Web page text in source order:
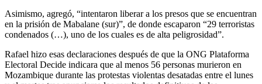
Asimismo, agregó, “intentaron liberar a los presos que se encuentran
en la prisión de Mabalane (sur)”, de donde escaparon “29 terroristas
condenados (…), uno de los cuales es de alta peligrosidad”.
Rafael hizo esas declaraciones después de que la ONG Plataforma
Electoral Decide indicara que al menos 56 personas murieron en
Mozambique durante las protestas violentas desatadas entre el lunes